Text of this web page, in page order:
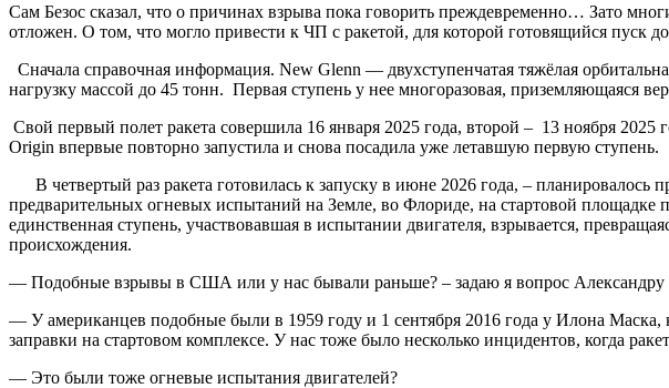
Сам Безос сказал, что о причинах взрыва пока говорить преждевременно… Зато
отложен. О том, что могло привести к ЧП с ракетой, для которой готовящийся
Сначала справочная информация. New Glenn — двухступенчатая тяжёлая
нагрузку массой до 45 тонн. Первая ступень у нее многоразовая, приземляющаяся
Свой первый полет ракета совершила 16 января 2025 года, второй – 13 ноября
Origin впервые повторно запустила и снова посадила уже летавшую первую ступень.
В четвертый раз ракета готовилась к запуску в июне 2026 года, –
предварительных огневых испытаний на Земле, во Флориде, на стартовой
единственная ступень, участвовавшая в испытании двигателя, взрывается,
происхождения.
— Подобные взрывы в США или у нас бывали раньше? – задаю я вопрос Александру
— У американцев подобные были в 1959 году и 1 сентября 2016 года у Илона Маска,
заправки на стартовом комплексе. У нас тоже было несколько инцидентов, когда
— Это были тоже огневые испытания двигателей?